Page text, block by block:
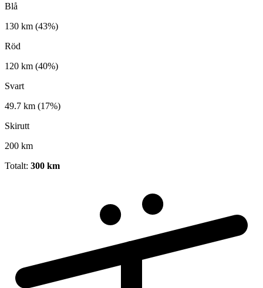
Blå
130 km (43%)
Röd
120 km (40%)
Svart
49.7 km (17%)
Skirutt
200 km
Totalt: 300 km